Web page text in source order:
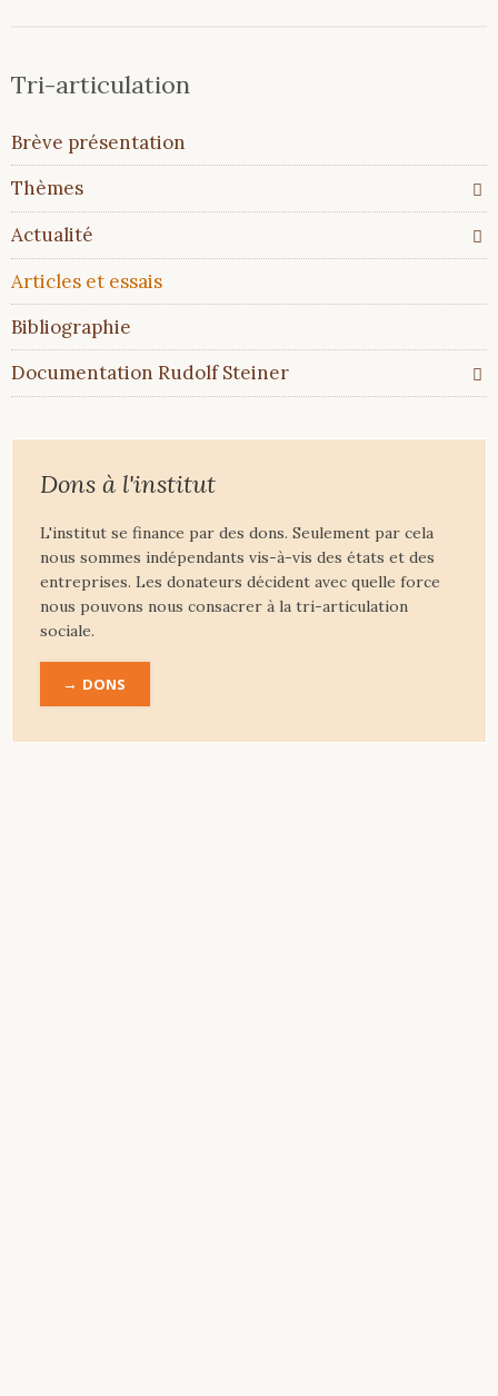
Tri-articulation
Aller
au
contenu
Brève présentation
Thèmes
Actualité
Articles et essais
Bibliographie
Documentation Rudolf Steiner
Dons à l'institut
L'institut se finance par des dons. Seulement par cela
nous sommes indépendants vis-à-vis des états et des
entreprises. Les donateurs décident avec quelle force
nous pouvons nous consacrer à la tri-articulation
sociale.
DONS